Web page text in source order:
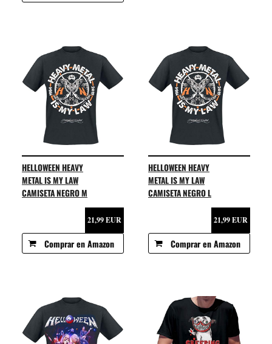
HELLOWEEN HEAVY
METAL IS MY LAW
CAMISETA NEGRO M
21,99 EUR
Comprar en Amazon
HELLOWEEN HEAVY
METAL IS MY LAW
CAMISETA NEGRO L
21,99 EUR
Comprar en Amazon